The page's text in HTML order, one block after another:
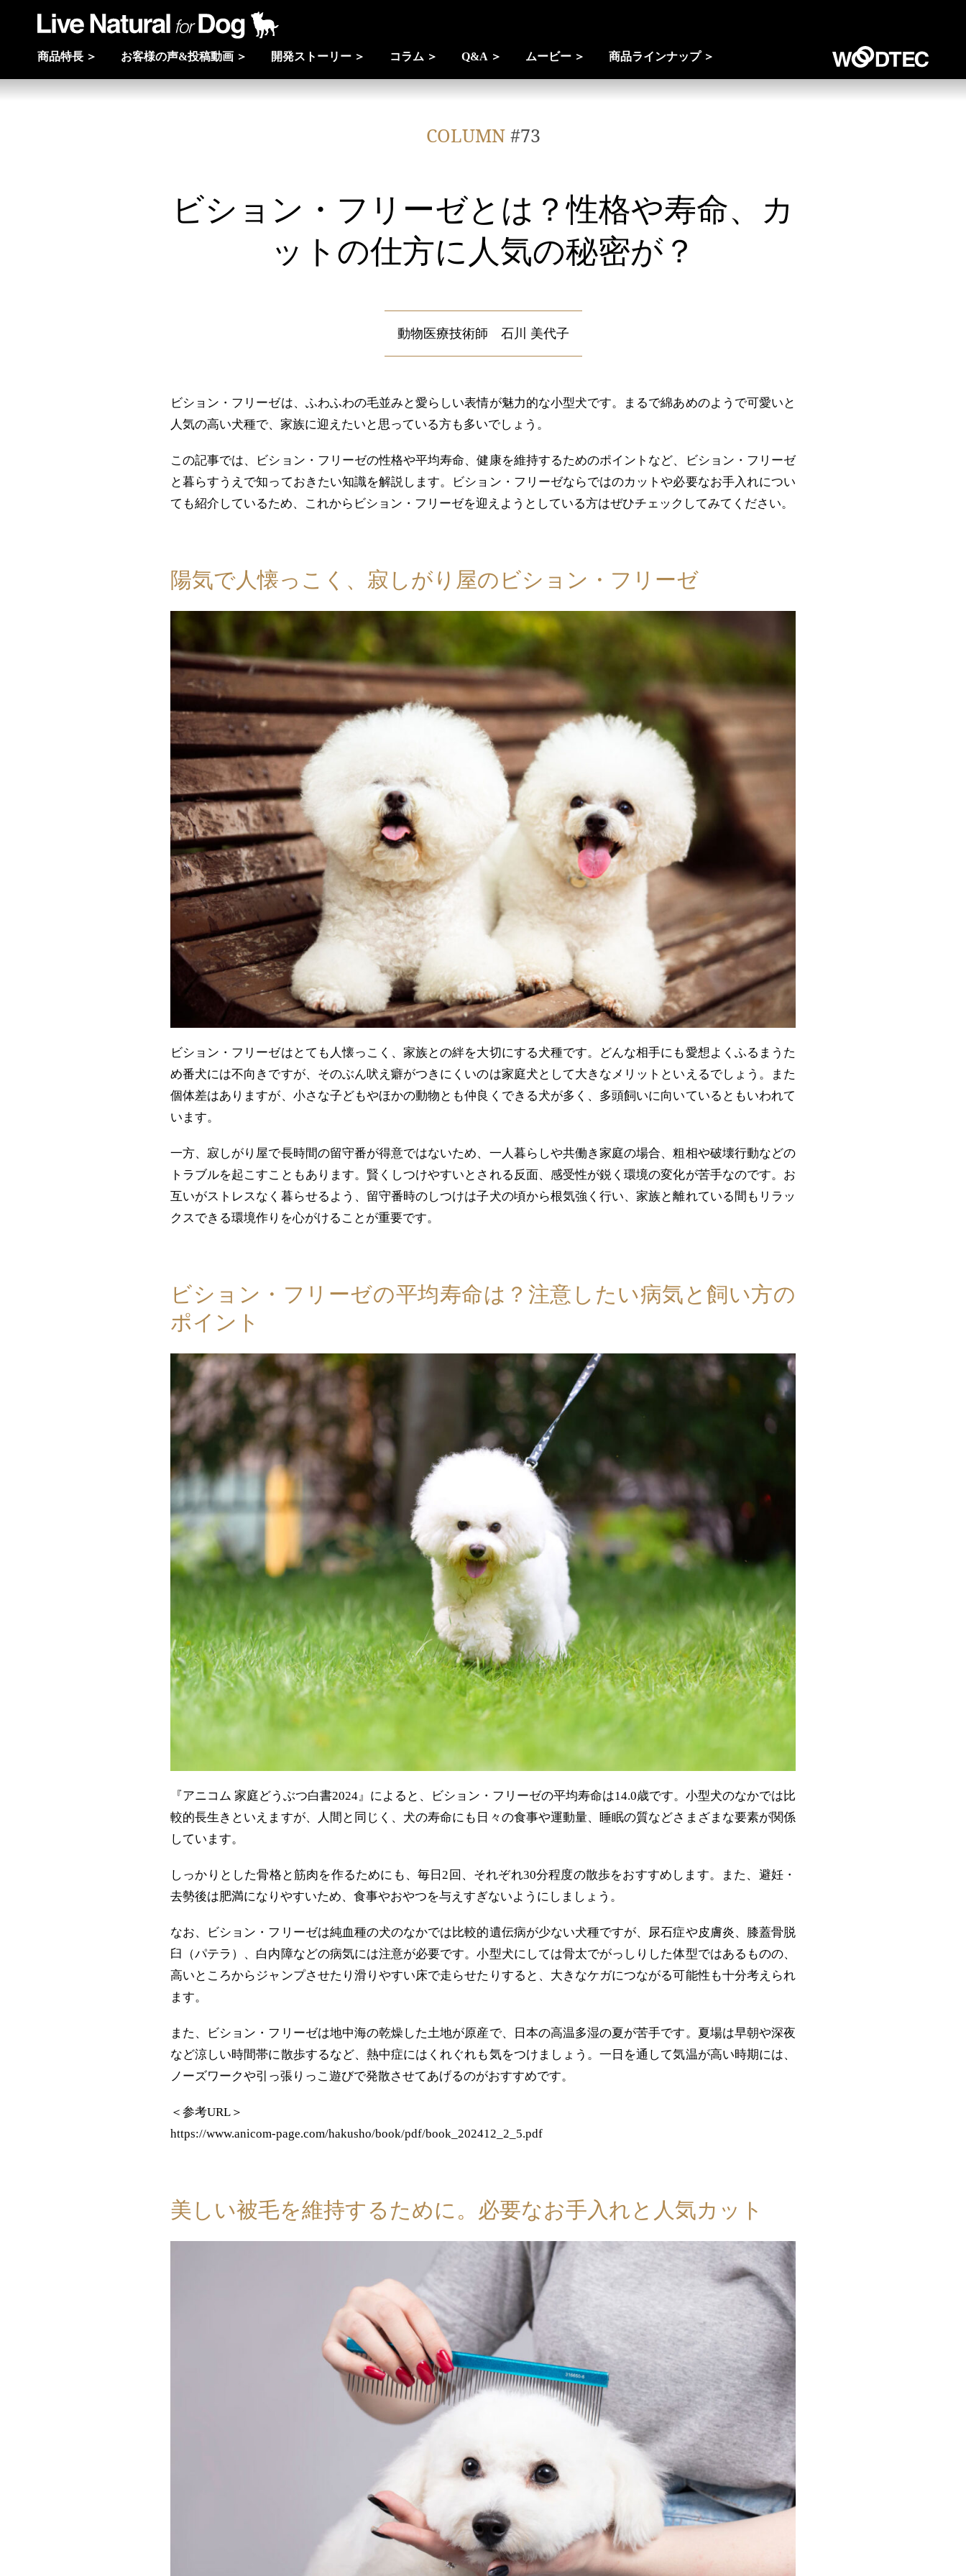
商品特長 お客様の声&投稿動画 開発ストーリー コラム Q&A ムービー 商品ラインナップ
COLUMN #73
ビション・フリーゼとは？性格や寿命、カ
ットの仕方に人気の秘密が？
動物医療技術師 石川 美代子
ビション・フリーゼは、ふわふわの毛並みと愛らしい表情が魅力的な小型犬です。まるで綿あめのようで可愛いと
人気の高い犬種で、家族に迎えたいと思っている方も多いでしょう。
この記事では、ビション・フリーゼの性格や平均寿命、健康を維持するためのポイントなど、ビション・フリーゼ
と暮らすうえで知っておきたい知識を解説します。ビション・フリーゼならではのカットや必要なお手入れについ
ても紹介しているため、これからビション・フリーゼを迎えようとしている方はぜひチェックしてみてください。
陽気で人懐っこく、寂しがり屋のビション・フリーゼ
ビション・フリーゼはとても人懐っこく、家族との絆を大切にする犬種です。どんな相手にも愛想よくふるまうた
め番犬には不向きですが、そのぶん吠え癖がつきにくいのは家庭犬として大きなメリットといえるでしょう。また
個体差はありますが、小さな子どもやほかの動物とも仲良くできる犬が多く、多頭飼いに向いているともいわれて
います。
一方、寂しがり屋で長時間の留守番が得意ではないため、一人暮らしや共働き家庭の場合、粗相や破壊行動などの
トラブルを起こすこともあります。賢くしつけやすいとされる反面、感受性が鋭く環境の変化が苦手なのです。お
互いがストレスなく暮らせるよう、留守番時のしつけは子犬の頃から根気強く行い、家族と離れている間もリラッ
クスできる環境作りを心がけることが重要です。
ビション・フリーゼの平均寿命は？注意したい病気と飼い方の
ポイント
『アニコム 家庭どうぶつ白書2024』によると、ビション・フリーゼの平均寿命は14.0歳です。小型犬のなかでは比
較的長生きといえますが、人間と同じく、犬の寿命にも日々の食事や運動量、睡眠の質などさまざまな要素が関係
しています。
しっかりとした骨格と筋肉を作るためにも、毎日2回、それぞれ30分程度の散歩をおすすめします。また、避妊・
去勢後は肥満になりやすいため、食事やおやつを与えすぎないようにしましょう。
なお、ビション・フリーゼは純血種の犬のなかでは比較的遺伝病が少ない犬種ですが、尿石症や皮膚炎、膝蓋骨脱
臼（パテラ）、白内障などの病気には注意が必要です。小型犬にしては骨太でがっしりした体型ではあるものの、
高いところからジャンプさせたり滑りやすい床で走らせたりすると、大きなケガにつながる可能性も十分考えられ
ます。
また、ビション・フリーゼは地中海の乾燥した土地が原産で、日本の高温多湿の夏が苦手です。夏場は早朝や深夜
など涼しい時間帯に散歩するなど、熱中症にはくれぐれも気をつけましょう。一日を通して気温が高い時期には、
ノーズワークや引っ張りっこ遊びで発散させてあげるのがおすすめです。
＜参考URL＞
https://www.anicom-page.com/hakusho/book/pdf/book_202412_2_5.pdf
美しい被毛を維持するために。必要なお手入れと人気カット